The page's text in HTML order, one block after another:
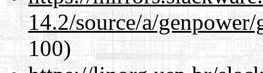
14.2/source/a/
100)